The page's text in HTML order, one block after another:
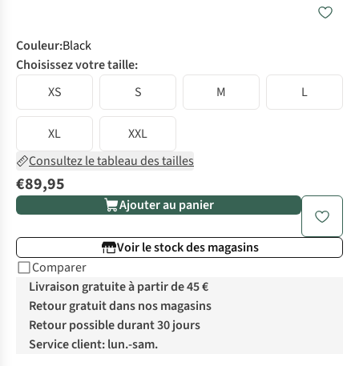
Couleur:Black
Choisissez votre taille:
XS
S M L
XL
XXL
Consultez le tableau des tailles
€89,95
Ajouter au panier
Voir le stock des magasins
Comparer
Livraison gratuite à partir de 45 €
Retour gratuit dans nos magasins
Retour possible durant 30 jours
Service client: lun.-sam.